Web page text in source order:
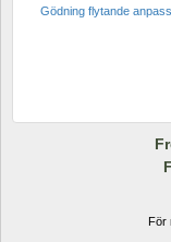
Gödning flytande
För